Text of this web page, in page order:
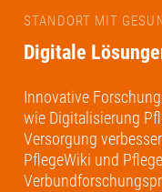
STANDORT MIT
Digitale
Innovative
wie Digitalisierung
Versorgung
PflegeWiki und